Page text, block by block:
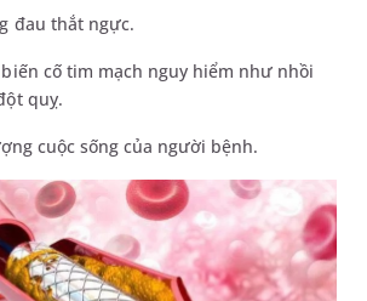
đau thắt ngực.
cố tim mạch nguy hiểm như nhồi
quỵ.
cuộc sống của người bệnh.